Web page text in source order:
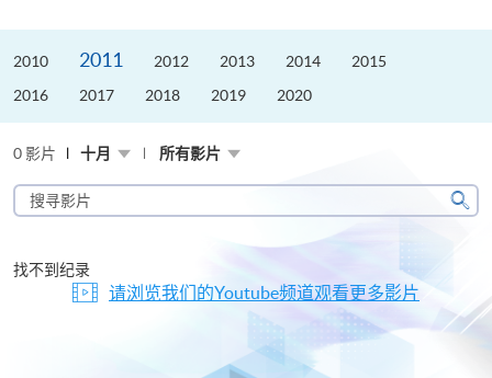
2010 2011 2012 2013 2014
2015
2016
2017 2018 2019 2020
0 影片 十月 所有影片
搜
寻
片
搜
找不到纪录
请浏览我们的Youtube频道观看更多影片